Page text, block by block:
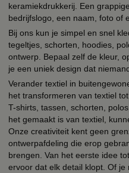
keramiekdrukkerij. Een
bedrijfslogo, een naam, foto of
Bij ons kun je simpel en snel
tegeltjes, schorten, hoodies,
ontwerp. Bepaal zelf de kleur,
je een uniek design dat
Verander textiel in
het transformeren van textiel
T-shirts, tassen, schorten,
het gemaakt is van textiel,
Onze creativiteit kent geen
ontwerpafdeling die erop
brengen. Van het eerste idee
ervoor dat elk detail klopt. Of